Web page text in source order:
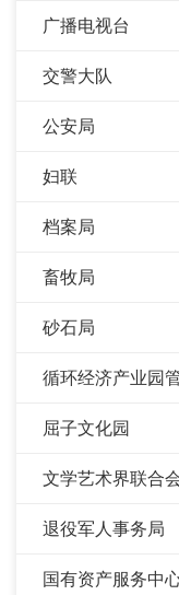
广播电视台
交警大队
公安局
妇联
档案局
畜牧局
砂石局
循环经济产业园
屈子文化园
文学艺术界联合
退役军人事务局
国有资产服务中